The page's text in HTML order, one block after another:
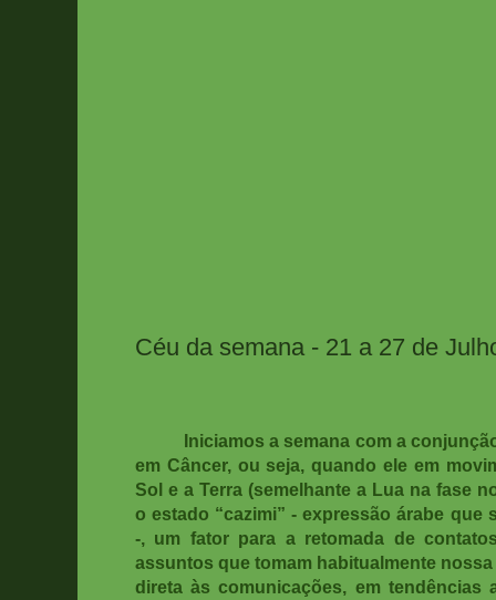
Céu da semana - 21 a 27 de
Iniciamos a semana com a
em Câncer, ou seja, quando ele em
Sol e a Terra (semelhante a Lua na fase
o estado “cazimi” - expressão árabe
-, um fator para a retomada de
assuntos que tomam habitualmente
direta às comunicações, em tendências